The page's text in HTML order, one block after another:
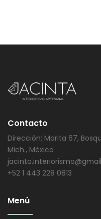
Contacto
Dirección: Marita 67,
Mich., México
+52 1 443 228 0813
Menú